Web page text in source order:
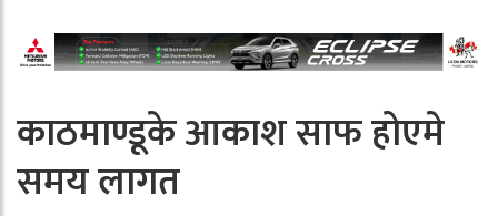
काठमाण्डूके आकाश साफ होएमे
समय लागत